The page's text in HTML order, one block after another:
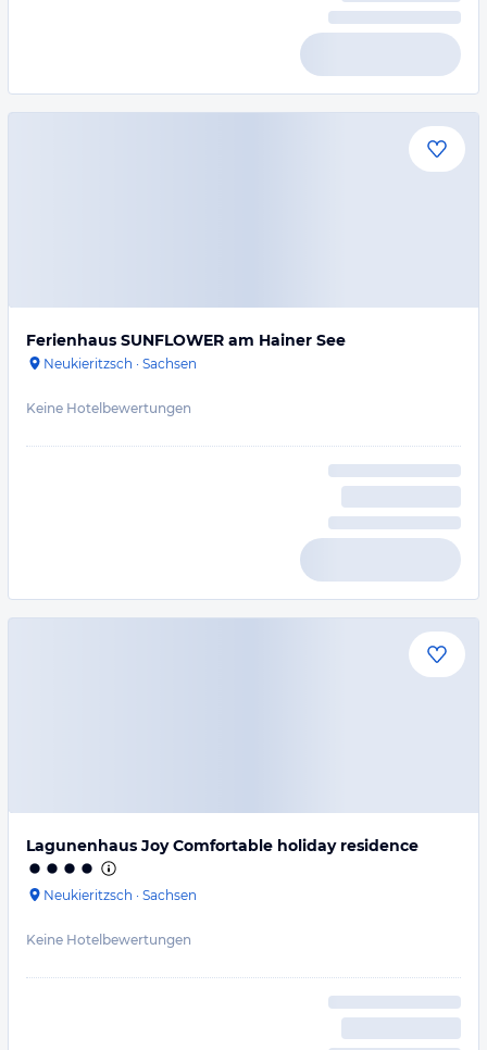
Ferienhaus SUNFLOWER am Hainer See
Neukieritzsch · Sachsen
Keine Hotelbewertungen
Lagunenhaus Joy Comfortable holiday residence
Neukieritzsch · Sachsen
Keine Hotelbewertungen